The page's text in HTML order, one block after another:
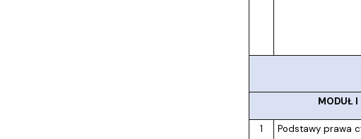
MODUŁ I
1 Podstawy prawa